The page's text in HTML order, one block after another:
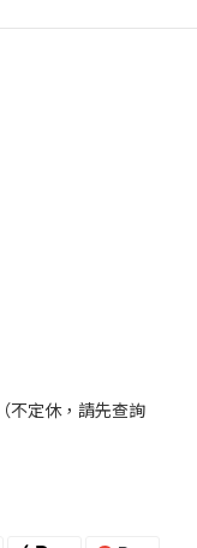
不定休，請先查詢